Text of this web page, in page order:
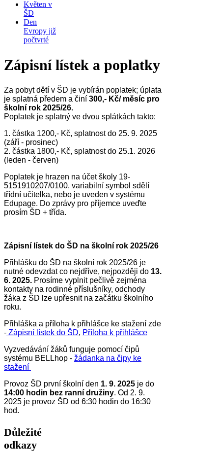
Květen v
ŠD
Den
Evropy již
počtvrté
Zápisní lístek a poplatky
Za pobyt dětí v ŠD je vybírán poplatek; úplata
je splatná předem a činí 300,- Kč/ měsíc pro
školní rok 2025/26.
Poplatek je splatný ve dvou splátkách takto:
1. částka 1200,- Kč, splatnost do 25. 9. 2025
(září - prosinec)
2. částka 1800,- Kč, splatnost do 25.1. 2026
(leden - červen)
Poplatek je hrazen na účet školy 19-
5151910207/0100, variabilní symbol sdělí
třídní učitelka, nebo je uveden v systému
Edupage. Do zprávy pro příjemce uveďte
prosím ŠD + třída.
Zápisní lístek do ŠD na školní rok 2025/26
Přihlášku do ŠD na školní rok 2025/26 je
nutné odevzdat co nejdříve, nejpozději do 13.
6. 2025. Prosíme vyplnit pečlivě zejména
kontakty na rodinné příslušníky, odchody
žáka z ŠD lze upřesnit na začátku školního
roku.
Přihláška a příloha k přihlášce ke stažení zde
- Zápisní lístek do ŠD, Příloha k přihlášce
Vyzvedávání žáků funguje pomocí čipů
systému BELLhop - žádanka na čipy ke
stažení
Provoz ŠD první školní den 1. 9. 2025 je do
14:00 hodin bez ranní družiny. Od 2. 9.
2025 je provoz ŠD od 6:30 hodin do 16:30
hod.
Důležité
odkazy